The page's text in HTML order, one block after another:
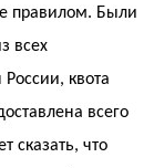
правилом. Были
всех
квота
всего
сказать, что